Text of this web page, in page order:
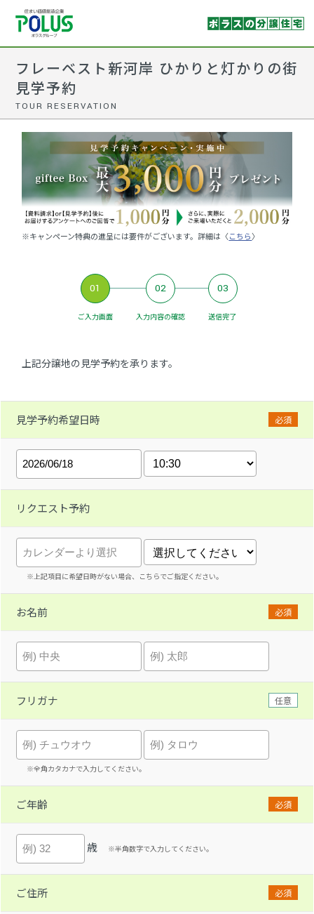
フレーベスト新河岸 ひかりと灯かりの街
見学予約
TOUR RESERVATION
※キャンペーン特典の進呈には要件がございます。詳細は〈こちら〉
01
ご入力画面
02
入力内容の確認
03
送信完了
上記分譲地の見学予約を承ります。
見学予約希望日時 必須
リクエスト予約
※上記項目に希望日時がない場合、こちらでご指定ください。
お名前 必須
フリガナ 任意
※全角カタカナで入力してください。
ご年齢 必須
歳 ※半角数字で入力してください。
ご住所 必須